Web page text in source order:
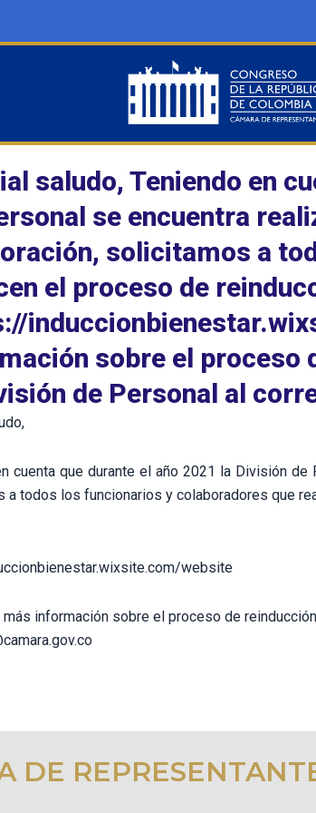
saludo, Teniendo en
se encuentra
solicitamos a
el proceso de
sobre el proceso
de Personal al
cuenta que durante el año 2021 la División
a todos los funcionarios y colaboradores que
website
más información sobre el proceso de
DE